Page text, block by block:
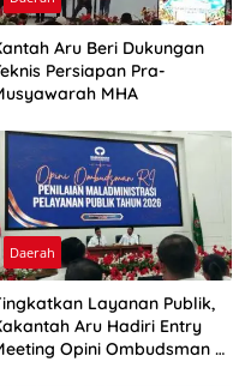
Aru Beri Dukungan
Persiapan Pra-
MHA
Daerah
Layanan Publik,
Aru Hadiri Entry
Opini Ombudsman RI